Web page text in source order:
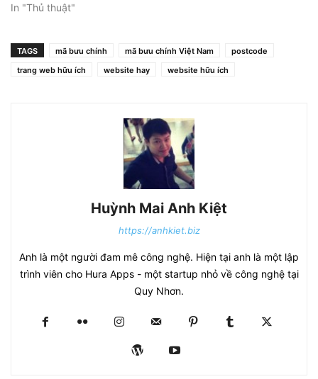
In "Thủ thuật"
TAGS mã bưu chính mã bưu chính Việt Nam
postcode
trang web hữu ích
website hay website hữu ích
Huỳnh Mai Anh Kiệt
https://anhkiet.biz
Anh là một người đam mê công nghệ. Hiện tại anh là một lập
trình viên cho Hura Apps - một startup nhỏ về công nghệ tại
Quy Nhơn.